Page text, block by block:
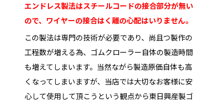
エンドレス製法はスチールコードの接合部分が無い
ので、ワイヤーの接合はく離の心配はいりません。
この製法は専門の技術が必要であり、尚且つ製作の
工程数が増える為、ゴムクローラー自体の製造時間
も増えてしまいます。当然ながら製造原価自体も高
くなってしまいますが、当店では大切なお客様に安
心して使用して頂こうという観点から東日興産製ゴ